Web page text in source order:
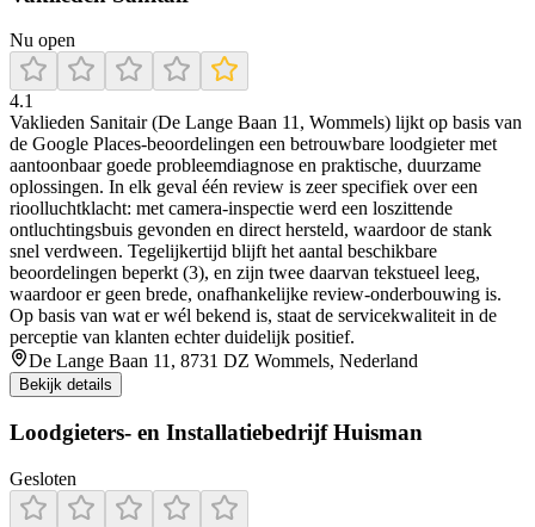
Nu open
4.1
Vaklieden Sanitair (De Lange Baan 11, Wommels) lijkt op basis van
de Google Places-beoordelingen een betrouwbare loodgieter met
aantoonbaar goede probleemdiagnose en praktische, duurzame
oplossingen. In elk geval één review is zeer specifiek over een
rioolluchtklacht: met camera-inspectie werd een loszittende
ontluchtingsbuis gevonden en direct hersteld, waardoor de stank
snel verdween. Tegelijkertijd blijft het aantal beschikbare
beoordelingen beperkt (3), en zijn twee daarvan tekstueel leeg,
waardoor er geen brede, onafhankelijke review-onderbouwing is.
Op basis van wat er wél bekend is, staat de servicekwaliteit in de
perceptie van klanten echter duidelijk positief.
De Lange Baan 11, 8731 DZ Wommels, Nederland
Bekijk details
Loodgieters- en Installatiebedrijf Huisman
Gesloten